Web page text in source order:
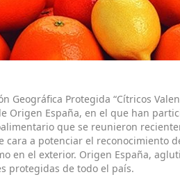
Geográfica Protegida “Cítricos
Origen España, en el que han
que se reunieron
cara a potenciar el reconocimiento
en el exterior. Origen España,
protegidas de todo el país.